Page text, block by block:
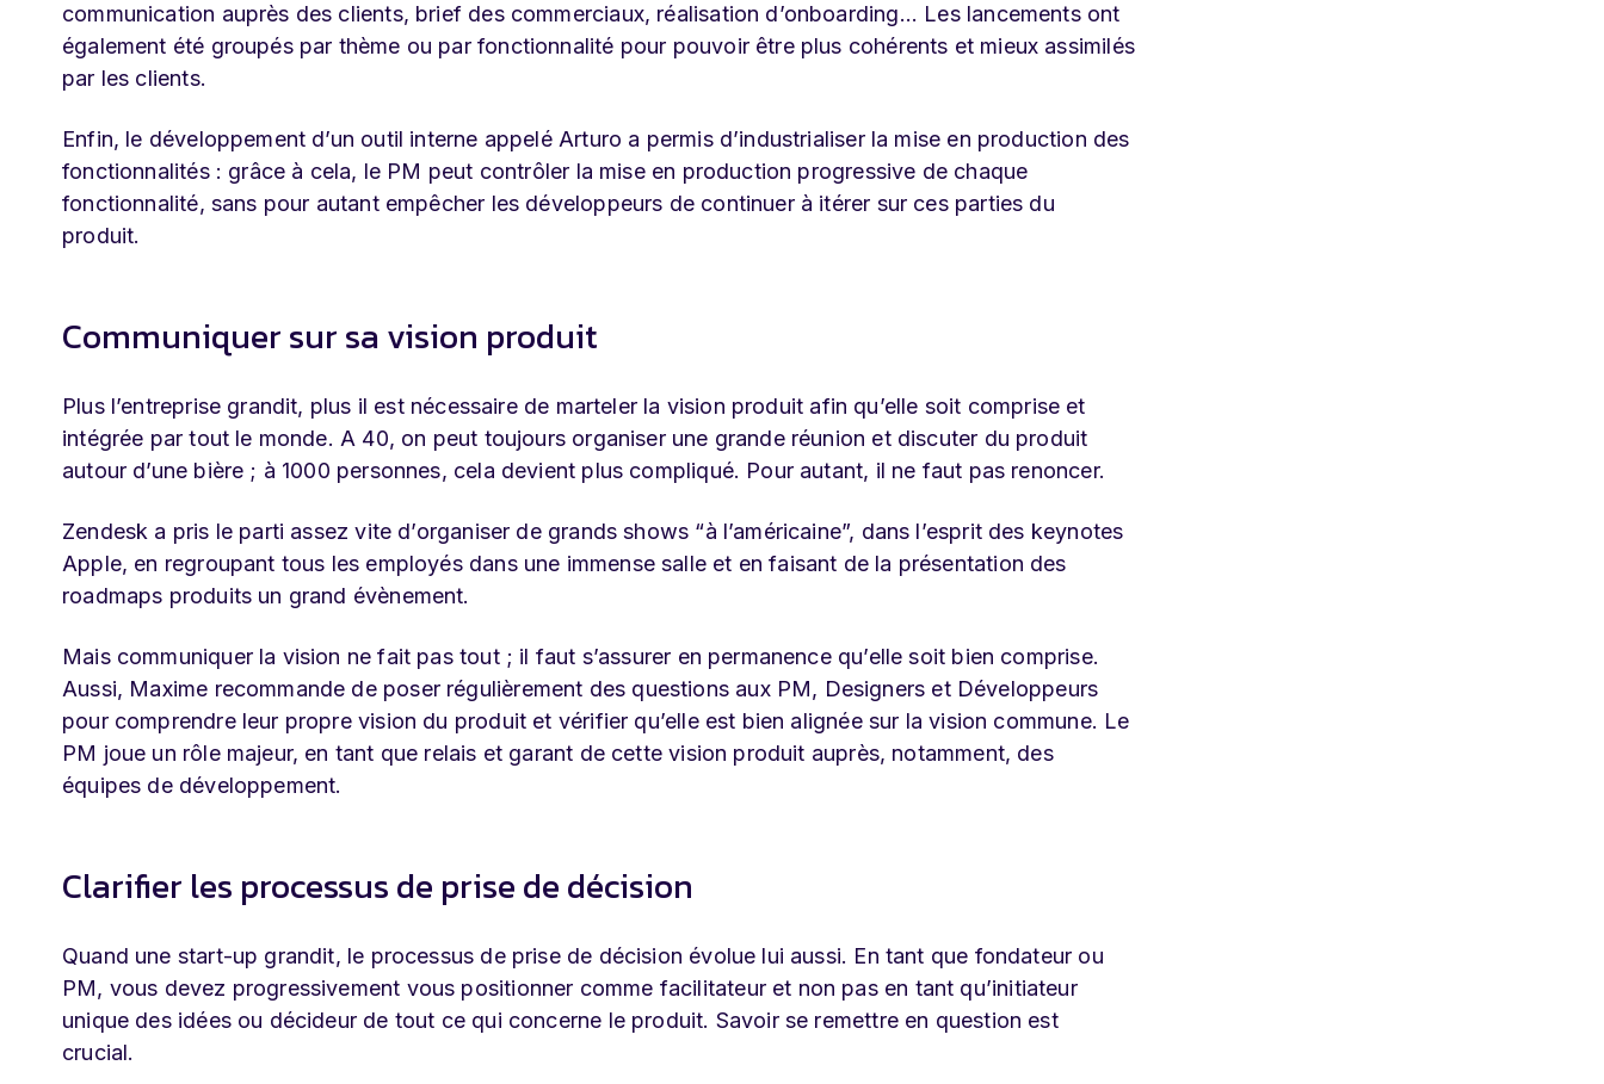
communication auprès des clients, brief des commerciaux, réalisation d’onboarding... Les lancements ont
également été groupés par thème ou par fonctionnalité pour pouvoir être plus cohérents et mieux assimilés
par les clients.
Enfin, le développement d’un outil interne appelé Arturo a permis d’industrialiser la mise en production des
fonctionnalités : grâce à cela, le PM peut contrôler la mise en production progressive de chaque
fonctionnalité, sans pour autant empêcher les développeurs de continuer à itérer sur ces parties du
produit.
Communiquer sur sa vision produit
Plus l’entreprise grandit, plus il est nécessaire de marteler la vision produit afin qu’elle soit comprise et
intégrée par tout le monde. A 40, on peut toujours organiser une grande réunion et discuter du produit
autour d’une bière ; à 1000 personnes, cela devient plus compliqué. Pour autant, il ne faut pas renoncer.
Zendesk a pris le parti assez vite d’organiser de grands shows “à l’américaine”, dans l’esprit des keynotes
Apple, en regroupant tous les employés dans une immense salle et en faisant de la présentation des
roadmaps produits un grand évènement.
Mais communiquer la vision ne fait pas tout ; il faut s’assurer en permanence qu’elle soit bien comprise.
Aussi, Maxime recommande de poser régulièrement des questions aux PM, Designers et Développeurs
pour comprendre leur propre vision du produit et vérifier qu’elle est bien alignée sur la vision commune. Le
PM joue un rôle majeur, en tant que relais et garant de cette vision produit auprès, notamment, des
équipes de développement.
Clarifier les processus de prise de décision
Quand une start-up grandit, le processus de prise de décision évolue lui aussi. En tant que fondateur ou
PM, vous devez progressivement vous positionner comme facilitateur et non pas en tant qu’initiateur
unique des idées ou décideur de tout ce qui concerne le produit. Savoir se remettre en question est
crucial.